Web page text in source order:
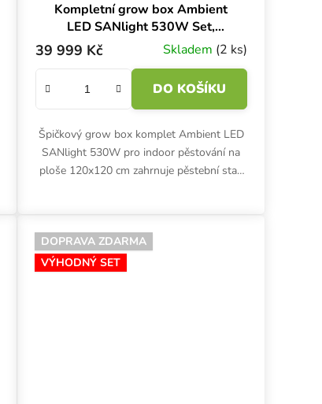
Kompletní grow box Ambient
LED SANlight 530W Set,
120x120x200 cm
Skladem (2 ks)
39 999 Kč
DO KOŠÍKU
Špičkový grow box komplet Ambient LED
SANlight 530W pro indoor pěstování na
ploše 120x120 cm zahrnuje pěstební stan
DOPRAVA ZDARMA
VÝHODNÝ SET